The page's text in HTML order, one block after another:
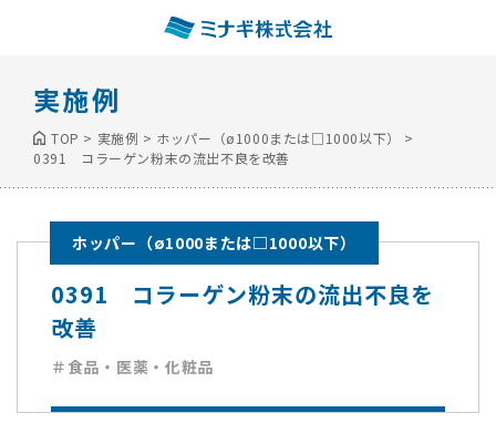
実施例
TOP > 実施例 > ホッパー（ø1000または□1000以下）
>
0391 コラーゲン粉末の流出不良を改善
ホッパー（ø1000または□1000以下）
0391 コラーゲン粉末の流出不良を
改善
＃食品・医薬・化粧品